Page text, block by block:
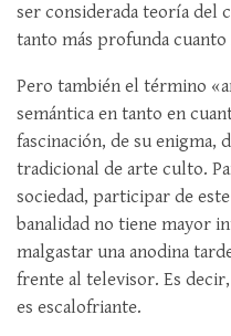
ser considerada teoría del
tanto más profunda
Pero también el término
semántica en tanto en
fascinación, de su enigma,
tradicional de arte culto.
sociedad, participar de
banalidad no tiene mayor
malgastar una anodina
frente al televisor. Es
es escalofriante.